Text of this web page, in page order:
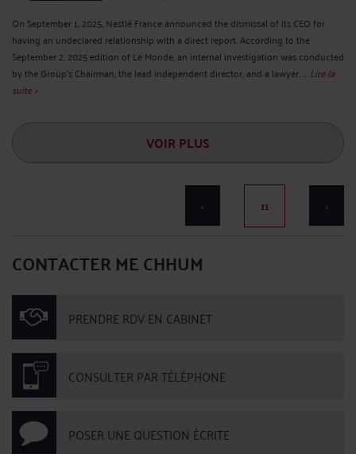
On September 1, 2025, Nestlé France announced the dismissal of its CEO for
having an undeclared relationship with a direct report. According to the
September 2, 2025 edition of Le Monde, an internal investigation was conducted
by the Group's Chairman, the lead independent director, and a lawyer. ... Lire la
suite >
VOIR PLUS
< 11 >
CONTACTER ME CHHUM
PRENDRE RDV EN CABINET
CONSULTER PAR TÉLÉPHONE
POSER UNE QUESTION ÉCRITE